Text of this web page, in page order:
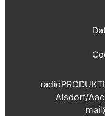
Alsdorf/